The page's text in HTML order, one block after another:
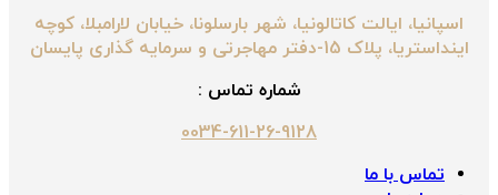
اسپانیا، ایالت کاتالونیا، شهر بارسلونا، خیابان لارامبلا، کوچه
اینداستریا، پلاک 15-دفتر مهاجرتی و سرمایه گذاری پایسان
شماره تماس :
0034-611-26-9128
تماس با ما